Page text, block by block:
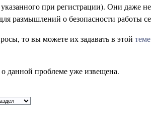
при регистрации). Они даже
размышлений о безопасности работы
то вы можете их задавать в этой теме
данной проблеме уже извещена.